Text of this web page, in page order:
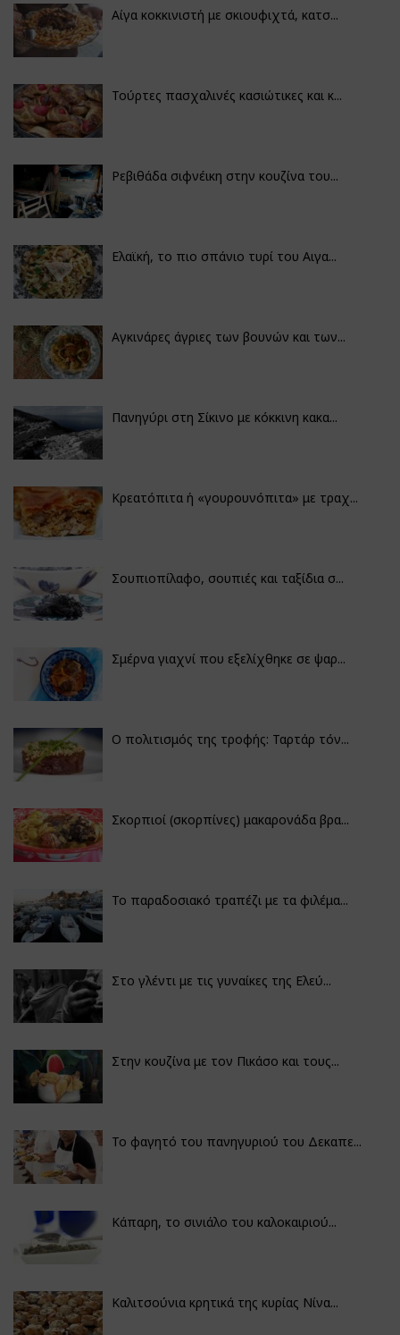
Αίγα κοκκινιστή με σκιουφιχτά, κατσ...
Τούρτες πασχαλινές κασιώτικες και κ...
Ρεβιθάδα σιφνέικη στην κουζίνα του...
Ελαϊκή, το πιο σπάνιο τυρί του Αιγα...
Αγκινάρες άγριες των βουνών και των...
Πανηγύρι στη Σίκινο με κόκκινη κακα...
Κρεατόπιτα ή «γουρουνόπιτα» με τραχ...
Σουπιοπίλαφο, σουπιές και ταξίδια σ...
Σμέρνα γιαχνί που εξελίχθηκε σε ψαρ...
Ο πολιτισμός της τροφής: Ταρτάρ τόν...
Σκορπιοί (σκορπίνες) μακαρονάδα βρα...
Το παραδοσιακό τραπέζι με τα φιλέμα...
Στο γλέντι με τις γυναίκες της Ελεύ...
Στην κουζίνα με τον Πικάσο και τους...
Το φαγητό του πανηγυριού του Δεκαπε...
Κάπαρη, το σινιάλο του καλοκαιριού...
Καλιτσούνια κρητικά της κυρίας Νίνα...